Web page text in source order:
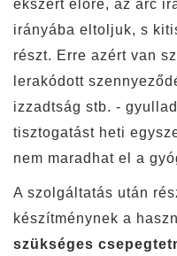
ékszert előre, az arc
irányába eltoljuk, s
részt. Erre azért van
lerakódott
izzadtság stb. -
tisztogatást heti
nem maradhat el a
A szolgáltatás után
készítménynek a
szükséges